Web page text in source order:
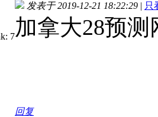
发表于 2019-12-21 18:22:29 | 只
加拿大28预测
回复